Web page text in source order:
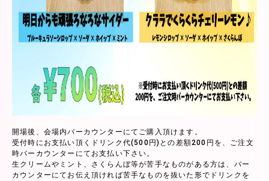
開場後、会場内バーカウンターにてご購入頂けます。
受付時にお支払い頂くドリンク代(500円)との差額200円を、ご注文
時バーカウンターにてお支払い下さい。
生クリームやミント、さくらんぼ等が苦手なものがある方は、バー
カウンターにてお伝え頂ければ苦手なものを抜いた形でドリンクを